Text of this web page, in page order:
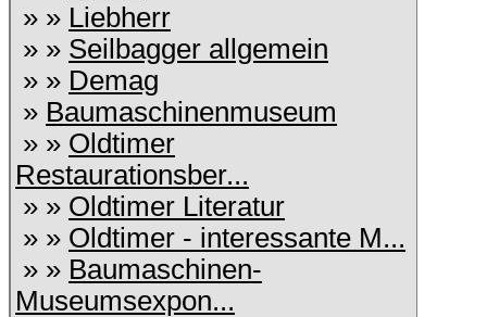
» » Liebherr
» » Seilbagger allgemein
» » Demag
» Baumaschinenmuseum
» » Oldtimer
Restaurationsber...
» » Oldtimer Literatur
» » Oldtimer - interessante M...
» » Baumaschinen-
Museumsexpon...